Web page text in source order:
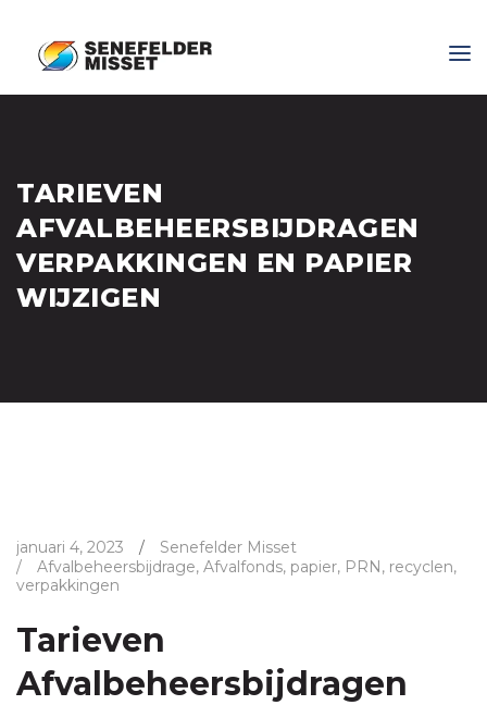
TARIEVEN
AFVALBEHEERSBIJDRAGEN
VERPAKKINGEN EN PAPIER
WIJZIGEN
januari 4, 2023 /
Senefelder Misset
/
Afvalbeheersbijdrage, Afvalfonds, papier, PRN, recyclen,
verpakkingen
Tarieven
Afvalbeheersbijdragen